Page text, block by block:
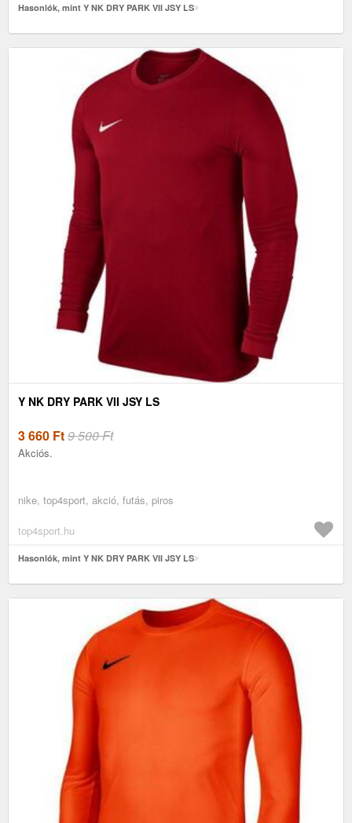
Hasonlók, mint Y NK DRY PARK VII JSY LS
Y NK DRY PARK VII JSY LS
3 660 Ft9 500 Ft
Akciós.
nike, top4sport, akció, futás, piros
top4sport.hu
Hasonlók, mint Y NK DRY PARK VII JSY LS